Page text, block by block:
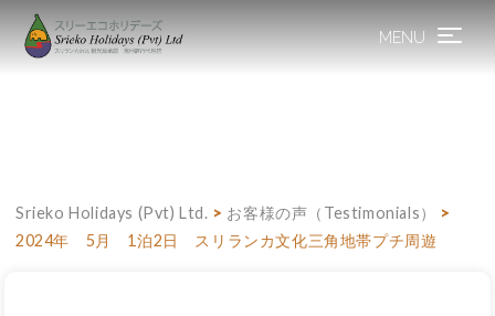
MENU Toggle
Srieko Holidays (Pvt) Ltd. > お客様の声（Testimonials）
>
2024年 5月 1泊2日 スリランカ文化三角地帯プチ周遊